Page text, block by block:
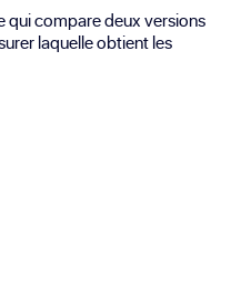
qui compare deux versions
laquelle obtient les